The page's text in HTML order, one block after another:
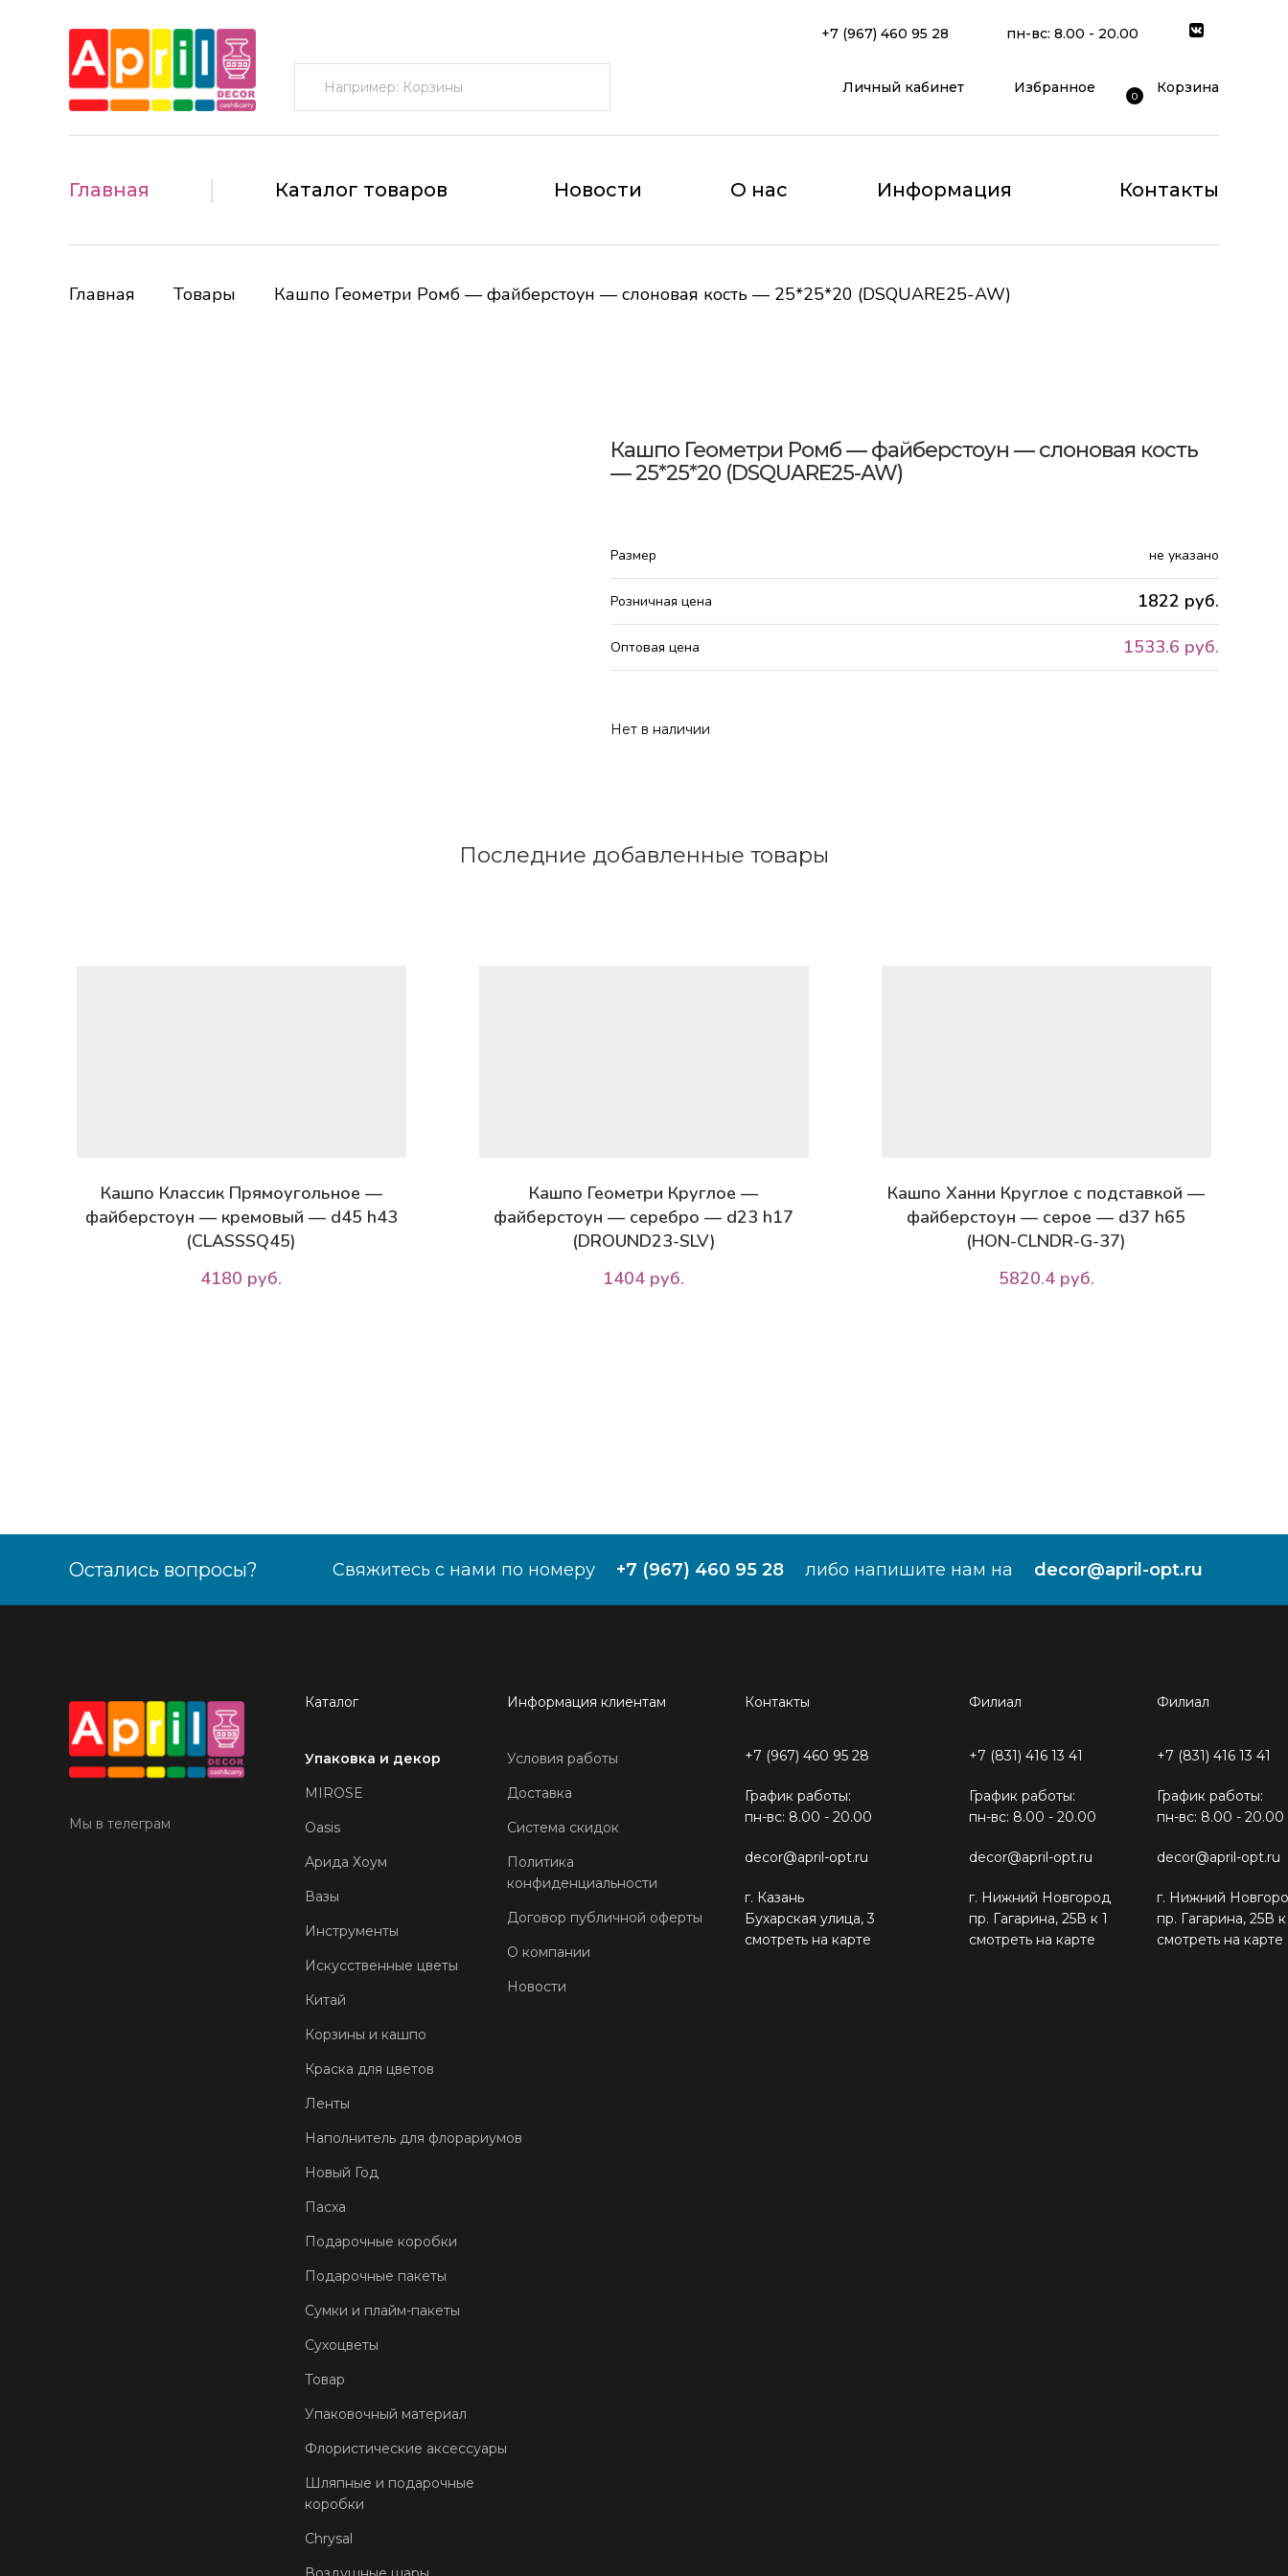
+7 (967) 460 95 28 пн-вс: 8.00 - 20.00
Личный кабинет Избранное
0
Корзина
Главная Каталог товаров Новости О нас Информация Контакты
Главная Товары Кашпо Геометри Ромб — файберстоун — слоновая кость — 25*25*20 (DSQUARE25-AW)
Кашпо Геометри Ромб — файберстоун — слоновая кость
— 25*25*20 (DSQUARE25-AW)
Размер не указано
Розничная цена 1822 руб.
Оптовая цена 1533.6 руб.
Нет в наличии
Последние добавленные товары
Кашпо Классик Прямоугольное —
файберстоун — кремовый — d45 h43
(CLASSSQ45)
4180 руб.
Кашпо Геометри Круглое —
файберстоун — серебро — d23 h17
(DROUND23-SLV)
1404 руб.
Кашпо Ханни Круглое с подставкой —
файберстоун — серое — d37 h65
(HON-CLNDR-G-37)
5820.4 руб.
Остались вопросы? Свяжитесь с нами по номеру +7 (967) 460 95 28 либо напишите нам на decor@april-opt.ru
Мы в телеграм
Каталог
Упаковка и декор
MIROSE
Oasis
Арида Хоум
Вазы
Инструменты
Искусственные цветы
Китай
Корзины и кашпо
Краска для цветов
Ленты
Наполнитель для флорариумов
Новый Год
Пасха
Подарочные коробки
Подарочные пакеты
Сумки и плайм-пакеты
Сухоцветы
Товар
Упаковочный материал
Флористические аксессуары
Шляпные и подарочные
коробки
Chrysal
Информация клиентам
Условия работы
Доставка
Система скидок
Политика
конфиденциальности
Договор публичной оферты
О компании
Новости
Контакты
+7 (967) 460 95 28
График работы:
пн-вс: 8.00 - 20.00
decor@april-opt.ru
г. Казань
Бухарская улица, 3
смотреть на карте
Филиал
+7 (831) 416 13 41
График работы:
пн-вс: 8.00 - 20.00
decor@april-opt.ru
г. Нижний Новгород
пр. Гагарина, 25В к 1
смотреть на карте
Филиал
+7 (831) 416 13 41
График работы:
пн-вс: 8.00 - 20.00
decor@april-opt.ru
г. Нижний
пр. Гагарина, 25В к
смотреть на карте